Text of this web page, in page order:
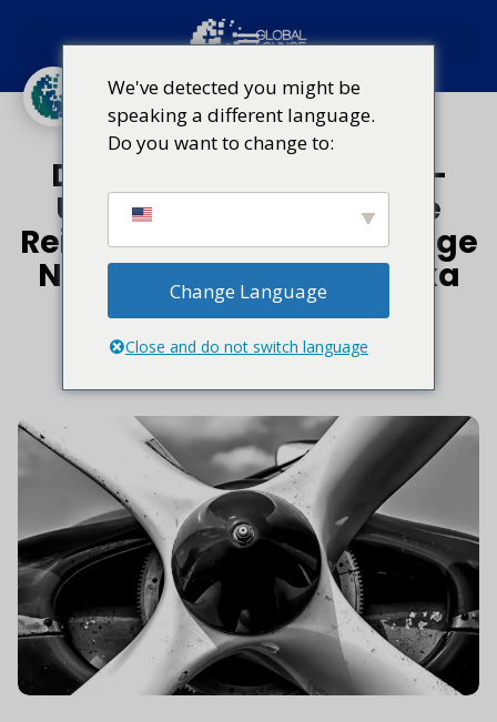
Reise-Trends
Das ultimative Layover-
Upgrade: Warum kluge
Reisende das Global Lounge
Network in Lateinamerika
wählen
We've detected you might be
speaking a different language.
Do you want to change to:
Change Language
Close and do not switch language